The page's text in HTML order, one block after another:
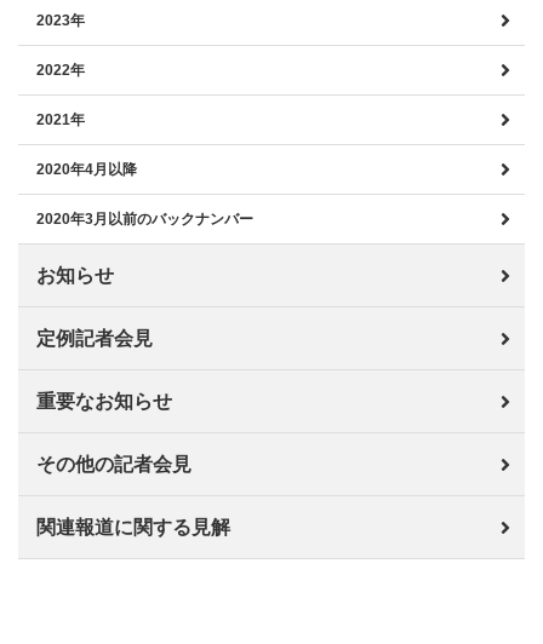
2023年
2022年
2021年
2020年4月以降
2020年3月以前のバックナンバー
お知らせ
定例記者会見
重要なお知らせ
その他の記者会見
関連報道に関する見解